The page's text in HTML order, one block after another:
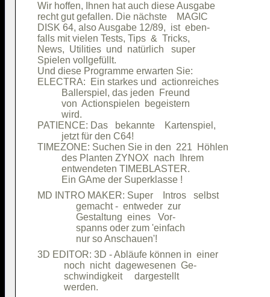
Wir hoffen, Ihnen hat auch diese Ausgabe
recht gut gefallen. Die nächste    MAGIC
DISK 64, also Ausgabe 12/89,  ist  eben-
falls mit vielen Tests, Tips  &  Tricks,
News,  Utilities  und  natürlich   super
Spielen vollgefüllt.
Und diese Programme erwarten Sie:
ELECTRA:  Ein starkes und  actionreiches
          Ballerspiel, das jeden  Freund
          von  Actionspielen  begeistern
          wird.
PATIENCE: Das   bekannte    Kartenspiel,
          jetzt für den C64!
TIMEZONE: Suchen Sie in den  221  Höhlen
          des Planten ZYNOX  nach  Ihrem
          entwendeten TIMEBLASTER.
MD INTRO MAKER: Super    Intros   selbst
                gemacht -  entweder  zur
                Gestaltung  eines   Vor-
                spanns oder zum 'einfach
3D EDITOR: 3D - Abläufe können in  einer
           noch  nicht  dagewesenen  Ge-
           schwindigkeit     dargestellt